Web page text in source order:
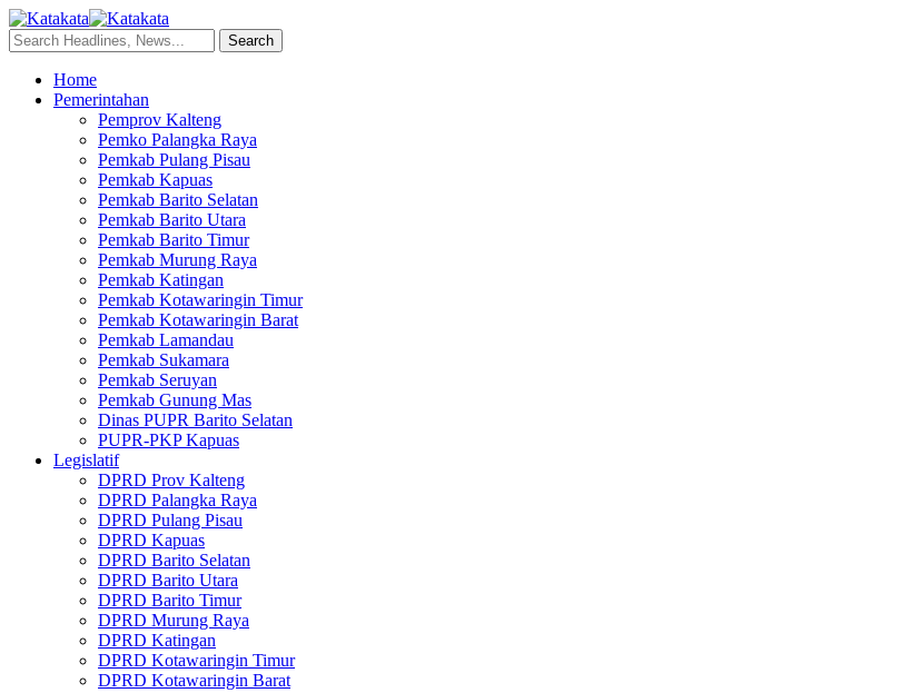
Home
Pemerintahan
Pemprov Kalteng
Pemko Palangka Raya
Pemkab Pulang Pisau
Pemkab Kapuas
Pemkab Barito Selatan
Pemkab Barito Utara
Pemkab Barito Timur
Pemkab Murung Raya
Pemkab Katingan
Pemkab Kotawaringin Timur
Pemkab Kotawaringin Barat
Pemkab Lamandau
Pemkab Sukamara
Pemkab Seruyan
Pemkab Gunung Mas
Dinas PUPR Barito Selatan
PUPR-PKP Kapuas
Legislatif
DPRD Prov Kalteng
DPRD Palangka Raya
DPRD Pulang Pisau
DPRD Kapuas
DPRD Barito Selatan
DPRD Barito Utara
DPRD Barito Timur
DPRD Murung Raya
DPRD Katingan
DPRD Kotawaringin Timur
DPRD Kotawaringin Barat